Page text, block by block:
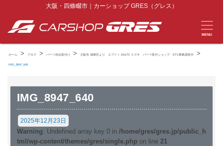
大阪・四條畷市｜カーショップ GRES（グレス）
MENU
ホーム > ブログ > パーツ持込取付け > 大阪市 城東区より エブリィ DA17V スズキ パーツ取付ショップ ETC車載器取付 >
IMG_8947_640
IMG_8947_640
2025年12月23日
Warning: Undefined array key 0 in /home/gres/gres.jp/public_h
tml/wp-content/themes/gres/single.phpon line 21